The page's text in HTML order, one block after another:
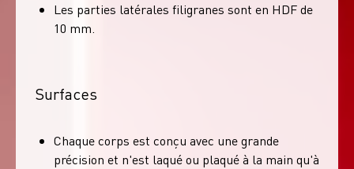
Les parties latérales filigranes sont en HDF de
10 mm.
Surfaces
Chaque corps est conçu avec une grande
précision et n'est laqué ou plaqué à la main qu'à